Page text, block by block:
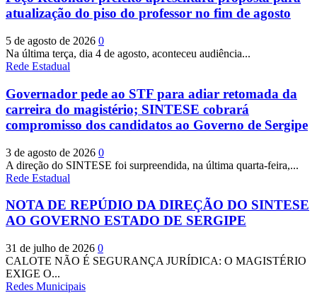
atualização do piso do professor no fim de agosto
5 de agosto de 2026 0
Na última terça, dia 4 de agosto, aconteceu audiência...
Rede Estadual
Governador pede ao STF para adiar retomada da
carreira do magistério; SINTESE cobrará
compromisso dos candidatos ao Governo de Sergipe
3 de agosto de 2026 0
A direção do SINTESE foi surpreendida, na última quarta-feira,...
Rede Estadual
NOTA DE REPÚDIO DA DIREÇÃO DO SINTESE
AO GOVERNO ESTADO DE SERGIPE
31 de julho de 2026 0
CALOTE NÃO É SEGURANÇA JURÍDICA: O MAGISTÉRIO
EXIGE O...
Redes Municipais